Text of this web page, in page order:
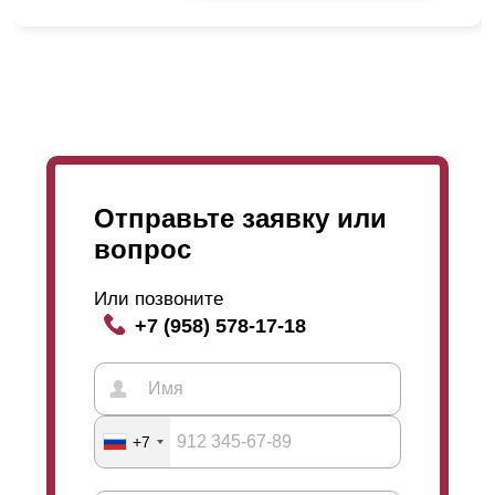
Не смотря на внесённые изменения в высоту
можно выбрать глубину: 50 мм, 60 мм и 80 мм. При
этом данные изменения влияют только на дизайн, а
изменёнными независимо от выбора глубины секции.
Забор в любом случае остаётся одинаково
надёжным, прочным и качественным. Дизайн может
меняться за счёт выбора глубины секции и
количества ламелей в одной секции забора, что
Такой вариант угла обзора является отличительной
особенностью забора модели жалюзи, причём при
любой степени
. И всё-таки при изменении
степенинахлестаменяется и угол обзора. При
размещении ламелей встык, угол обзора становится
Отправьте заявку или
вопрос
Или позвоните
+7 (958) 578-17-18
+7